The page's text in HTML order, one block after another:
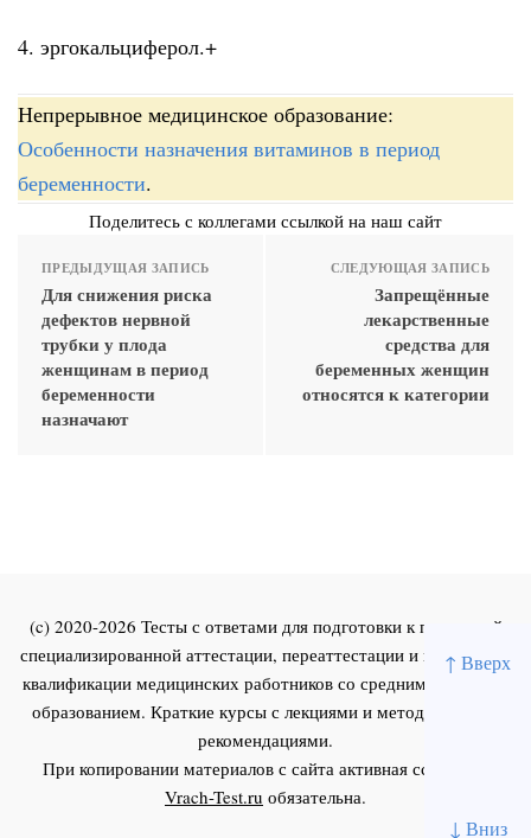
↑ Вверх
↓ Вниз
4. эргокальциферол.+
Непрерывное медицинское образование:
Особенности назначения витаминов в период
беременности.
Поделитесь с коллегами ссылкой на наш сайт
ПРЕДЫДУЩАЯ ЗАПИСЬ
Для снижения риска
дефектов нервной
трубки у плода
женщинам в период
беременности
назначают
СЛЕДУЮЩАЯ ЗАПИСЬ
Запрещённые
лекарственные
средства для
беременных женщин
относятся к категории
(c) 2020-2026 Тесты с ответами для подготовки к первичной
специализированной аттестации, переаттестации и повышения
квалификации медицинских работников со средним и высшим
образованием. Краткие курсы с лекциями и методическими
рекомендациями.
При копировании материалов с сайта активная ссылка на
Vrach-Test.ru обязательна.